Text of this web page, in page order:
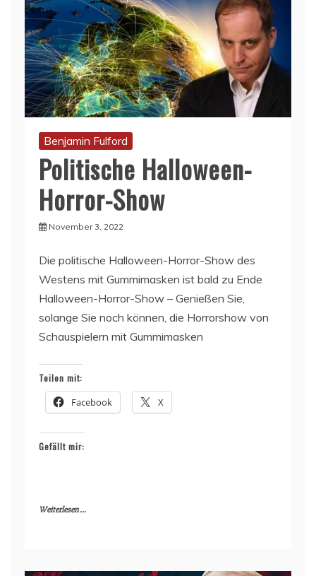
Benjamin Fulford
Politische Halloween-
Horror-Show
November 3, 2022
Die politische Halloween-Horror-Show des
Westens mit Gummimasken ist bald zu Ende
Halloween-Horror-Show – Genießen Sie,
solange Sie noch können, die Horrorshow von
Schauspielern mit Gummimasken
Teilen mit:
Facebook X
Gefällt mir:
Weiterlesen ...